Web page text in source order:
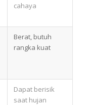
cahaya
Berat, butuh
rangka kuat
Dapat berisik
saat hujan